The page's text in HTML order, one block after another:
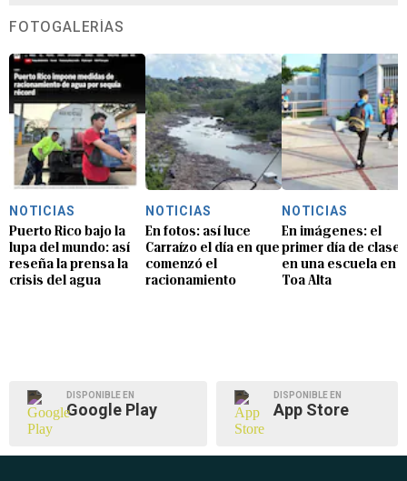
FOTOGALERÍAS
NOTICIAS
Puerto Rico bajo la
lupa del mundo: así
reseña la prensa la
crisis del agua
NOTICIAS
En fotos: así luce
Carraízo el día en que
comenzó el
racionamiento
NOTICIAS
En imágenes: el
primer día de clases
en una escuela en
Toa Alta
DISPONIBLE EN
Google Play
DISPONIBLE EN
App Store